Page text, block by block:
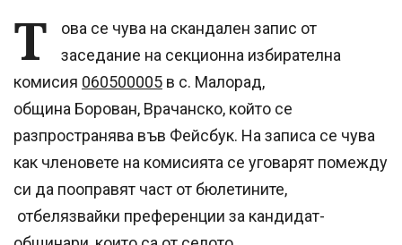
Т
ова се чува на скандален запис от
заседание на секционна избирателна
комисия 060500005 в с. Малорад,
община Борован, Врачанско, който се
разпространява във Фейсбук. На записа се чува
как членовете на комисията се уговарят помежду
си да пооправят част от бюлетините,
отбелязвайки преференции за кандидат-